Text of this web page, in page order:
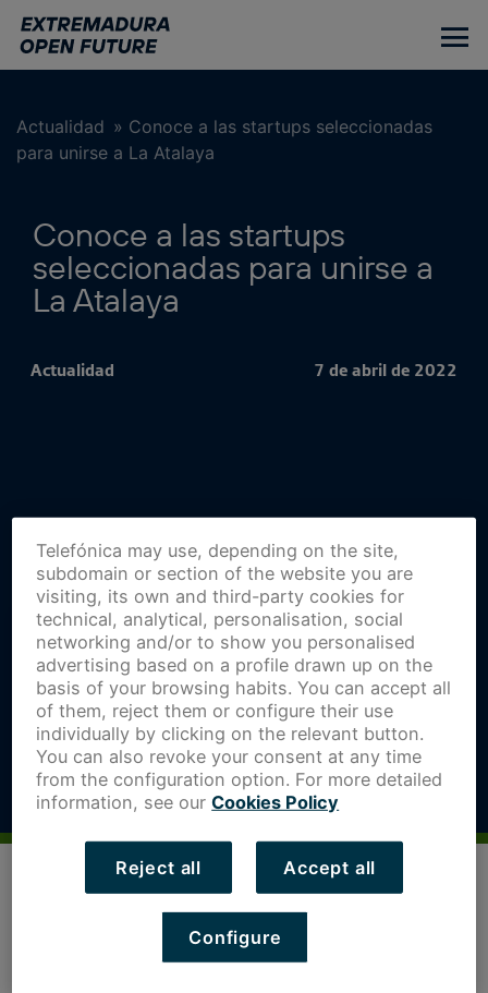
contenido
Actualidad » Conoce a las startups seleccionadas
para unirse a La Atalaya
Conoce a las startups
seleccionadas para unirse a
La Atalaya
Actualidad 7 de abril de 2022
seleccionados en la VII convocatoria de Extremadura
Open Future. El pasado 6 de abril, las startups
preseleccionadas se enfrentaron a un pitch frente al
comité de selección. Este jurado, formado por
representantes de Telefónica y la Junta de Extremadura
Telefónica may use, depending on the site,
subdomain or section of the website you are
visiting, its own and third-party cookies for
technical, analytical, personalisation, social
networking and/or to show you personalised
advertising based on a profile drawn up on the
basis of your browsing habits. You can accept all
of them, reject them or configure their use
individually by clicking on the relevant button.
You can also revoke your consent at any time
from the configuration option. For more detailed
information, see our Cookies Policy
Reject all Accept all
Configure